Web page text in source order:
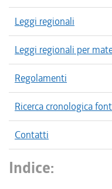
Leggi regionali
Leggi regionali per
Regolamenti
Ricerca cronologica
Contatti
Indice: